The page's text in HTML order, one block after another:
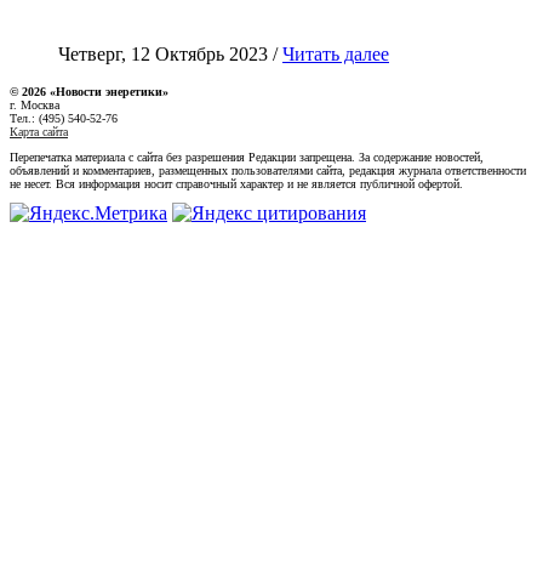
Четверг, 12 Октябрь 2023 /Читать далее
© 2026 «Новости энеретики»
г. Москва
Тел.: (495) 540-52-76
Карта сайта
Перепечатка материала с сайта без разрешения Редакции запрещена. За содержание новостей,
объявлений и комментариев, размещенных пользователями сайта, редакция журнала ответственности
не несет. Вся информация носит справочный характер и не является публичной офертой.